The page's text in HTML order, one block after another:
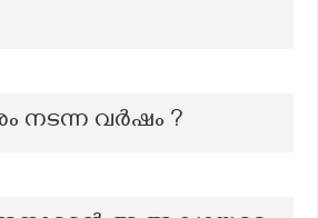
നടന്ന വർഷം ?